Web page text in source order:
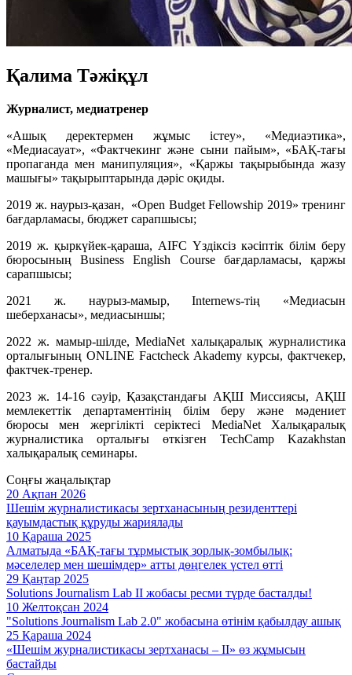
Қалима Тәжіқұл
Журналист, медиатренер
«Ашық деректермен жұмыс істеу», «Медиаэтика»,
«Медиасауат», «Фактчекинг және сыни пайым», «БАҚ-тағы
пропаганда мен манипуляция», «Қаржы тақырыбында жазу
машығы» тақырыптарында дәріс оқиды.
2019 ж. наурыз-қазан, «Open Budget Fellowship 2019» тренинг
бағдарламасы, бюджет сарапшысы;
2019 ж. қыркүйек-қараша, AIFC Үздіксіз кәсіптік білім беру
бюросының Business English Course бағдарламасы, қаржы
сарапшысы;
2021 ж. наурыз-мамыр, Internews-тің «Медиасын
шеберханасы», медиасыншы;
2022 ж. мамыр-шілде, MediaNet халықаралық журналистика
орталығының ONLINE Factcheck Akademy курсы, фактчекер,
фактчек-тренер.
2023 ж. 14-16 сәуір, Қазақстандағы АҚШ Миссиясы, АҚШ
мемлекеттік департаментінің білім беру және мәдениет
бюросы мен жергілікті серіктесі MediaNet Халықаралық
журналистика орталығы өткізген TechCamp Kazakhstan
халықаралық семинары.
Соңғы жаңалықтар
20 Ақпан 2026
Шешім журналистикасы зертханасының резиденттері
қауымдастық құруды жариялады
10 Қараша 2025
Алматыда «БАҚ-тағы тұрмыстық зорлық-зомбылық:
мәселелер мен шешімдер» атты дөңгелек үстел өтті
29 Қаңтар 2025
Solutions Journalism Lab II жобасы ресми түрде басталды!
10 Желтоқсан 2024
"Solutions Journalism Lab 2.0" жобасына өтінім қабылдау ашық
25 Қараша 2024
«Шешім журналистикасы зертханасы – II» өз жұмысын
бастайды